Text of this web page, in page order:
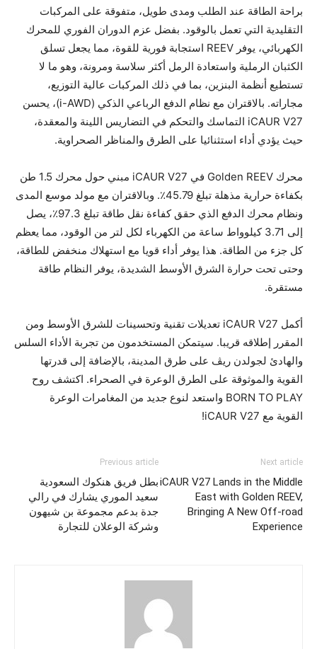
براحة الطاقة عند الطلب ومدى طويل، متفوقة على المركبات
التقليدية التي تعمل بالوقود. بفضل عزم الدوران الفوري للمحرك
الكهربائي، يوفر REEV استجابة فورية للقوة، مما يجعل تسلق
الكثبان الرملية واستعادة الرمل أكثر سلاسة ومرونة، وهو ما لا
تستطيع أنظمة البنزين، بما في ذلك المركبات عالية التوزيع،
مجاراته. بالاقتران مع نظام الدفع الرباعي الذكي (i-AWD)، يحسن
iCAUR V27 التماسك والتحكم في التضاريس اللينة والمعقدة،
حيث يؤدي أداء استثنائيا على الطرق والمناظر الصحراوية.
محرك Golden REEV في iCAUR V27 مبني حول محرك 1.5 طن
بكفاءة حرارية مذهلة تبلغ 45.79٪. وبالاقتران مع مولد موسع المدى
ونظام محرك الدفع الذي حقق كفاءة نقل طاقة تبلغ 97.3٪، يصل
إلى 3.71 كيلوواط ساعة من الكهرباء لكل لتر من الوقود، مما يعظم
كل جزء من الطاقة. هذا يوفر أداء قويا مع استهلاك منخفض للطاقة،
وحتى تحت حرارة الشرق الأوسط الشديدة، يوفر النظام طاقة
مستقرة.
أكمل iCAUR V27 تعديلات تقنية وتحسينات للشرق الأوسط ومن
المقرر إطلاقه قريبا. سيتمكن المستخدمون من تجربة الأداء السلس
والهادئ لجولدن ريڤ على طرق المدينة، بالإضافة إلى قدرتها
القوية والموثوقة على الطرق الوعرة في الصحراء. اكتشف روح
BORN TO PLAY واستعد لنوع جديد من المغامرات الوعرة
القوية مع iCAUR V27!
Previous article
بطل فريق هنكوك السعودية
سعيد الموري يشارك في رالي
جدة بدعم مجموعة بن شيهون
وشركة الوعلان للتجارة
Next article
iCAUR V27 Lands in the Middle
East with Golden REEV,
Bringing A New Off-road
Experience